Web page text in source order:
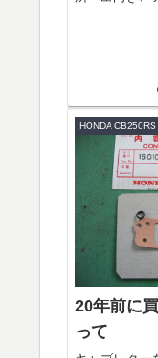
HONDA CB250RS
20年前に
って